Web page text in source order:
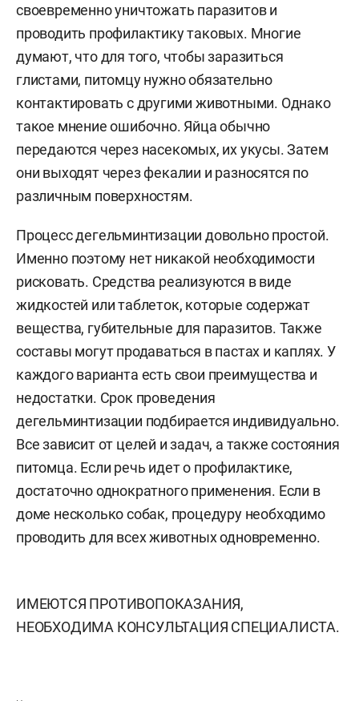
своевременно уничтожать паразитов и
проводить профилактику таковых. Многие
думают, что для того, чтобы заразиться
глистами, питомцу нужно обязательно
контактировать с другими животными. Однако
такое мнение ошибочно. Яйца обычно
передаются через насекомых, их укусы. Затем
они выходят через фекалии и разносятся по
различным поверхностям.
Процесс дегельминтизации довольно простой.
Именно поэтому нет никакой необходимости
рисковать. Средства реализуются в виде
жидкостей или таблеток, которые содержат
вещества, губительные для паразитов. Также
составы могут продаваться в пастах и каплях. У
каждого варианта есть свои преимущества и
недостатки. Срок проведения
дегельминтизации подбирается индивидуально.
Все зависит от целей и задач, а также состояния
питомца. Если речь идет о профилактике,
достаточно однократного применения. Если в
доме несколько собак, процедуру необходимо
проводить для всех животных одновременно.
ИМЕЮТСЯ ПРОТИВОПОКАЗАНИЯ,
НЕОБХОДИМА КОНСУЛЬТАЦИЯ СПЕЦИАЛИСТА.